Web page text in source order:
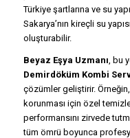
Türkiye şartlarına ve su
Sakarya’nın kireçli su
oluşturabilir.
Beyaz Eşya Uzmanı , bu
Demirdöküm Kombi
çözümler geliştirir.
korunması için özel
performansını zirvede
tüm ömrü boyunca